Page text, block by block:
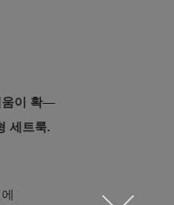
움이 확—
세트룩.